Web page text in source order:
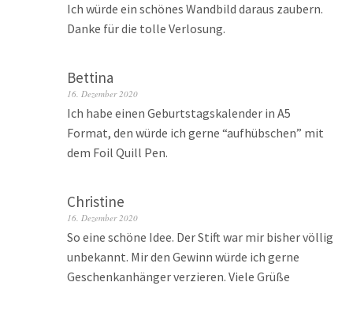
Ich würde ein schönes Wandbild daraus zaubern.
Danke für die tolle Verlosung.
Bettina
16. Dezember 2020
Ich habe einen Geburtstagskalender in A5
Format, den würde ich gerne “aufhübschen” mit
dem Foil Quill Pen.
Christine
16. Dezember 2020
So eine schöne Idee. Der Stift war mir bisher völlig
unbekannt. Mir den Gewinn würde ich gerne
Geschenkanhänger verzieren. Viele Grüße